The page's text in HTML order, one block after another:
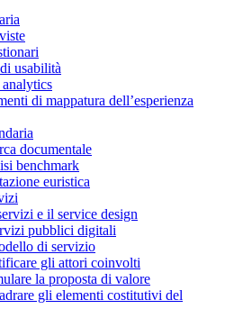
usabilità
di mappatura dell’esperienza
documentale
benchmark
euristica
e il service design
pubblici digitali
di servizio
gli attori coinvolti
la proposta di valore
gli elementi costitutivi del